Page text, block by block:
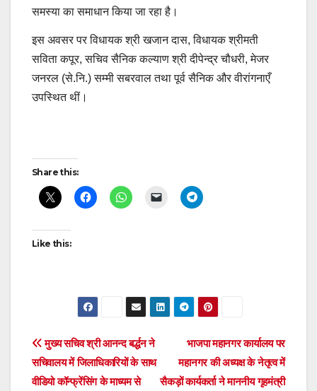
समस्या का समाधान किया जा रहा है।
इस अवसर पर विधायक श्री खजान दास, विधायक श्रीमती
सविता कपूर, सचिव सैनिक कल्याण श्री दीपेन्द्र चौधरी, मेजर
जनरल (से.नि.) सम्मी सबरवाल तथा पूर्व सैनिक और वीरांगनाएँ
उपस्थित थीं।
Post
navigation
Share this:
Like this:
Post
navigation
भाजपा महानगर कार्यालय पर
महानगर की अध्यक्ष के नेतृत्व में
सैकड़ों कार्यकर्ता ने माननीय गृहमंत्री
मुख्य सचिव श्री आनन्द बर्द्धन ने
सचिवालय में जिलाधिकारियों के साथ
वीडियो कॉन्फ्रेंसिंग के माध्यम से